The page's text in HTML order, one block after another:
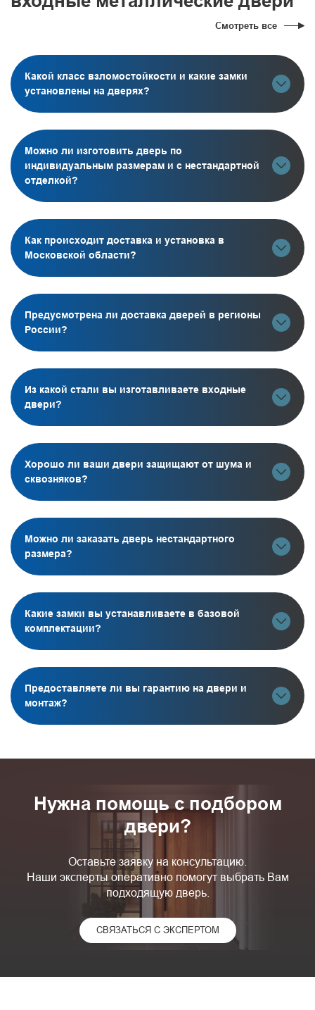
Смотреть все
Какой класс взломостойкости и какие замки
установлены на дверях?
Можно ли изготовить дверь по
индивидуальным размерам и с нестандартной
отделкой?
Как происходит доставка и установка в
Московской области?
Предусмотрена ли доставка дверей в регионы
России?
Из какой стали вы изготавливаете входные
двери?
Хорошо ли ваши двери защищают от шума и
сквозняков?
Можно ли заказать дверь нестандартного
размера?
Какие замки вы устанавливаете в базовой
комплектации?
Предоставляете ли вы гарантию на двери и
монтаж?
Нужна помощь с подбором
двери?
Оставьте заявку на консультацию.
Наши эксперты оперативно помогут выбрать Вам
подходящую дверь.
СВЯЗАТЬСЯ С ЭКСПЕРТОМ